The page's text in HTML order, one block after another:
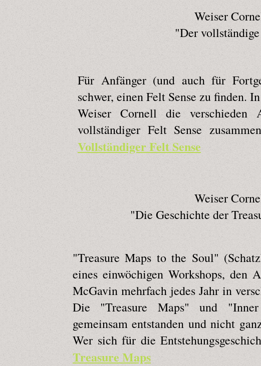
Weiser
"Der
Für Anfänger (und auch für
schwer, einen Felt Sense zu finden.
Weiser Cornell die verschieden
vollständiger Felt Sense
Vollständiger Felt Sense
Weiser
"Die Geschichte der
"Treasure Maps to the Soul"
eines einwöchigen Workshops, den
McGavin mehrfach jedes Jahr in
Die "Treasure Maps" und
gemeinsam entstanden und nicht
Wer sich für die
Treasure Maps